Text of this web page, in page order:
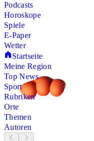
Podcasts
Horoskope
Spiele
E-Paper
Wetter
Startseite
Meine Region
Top News
Sport
Rubriken
Orte
Themen
Autoren